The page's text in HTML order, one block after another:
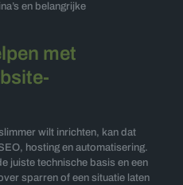
en belangrijke
met
wilt inrichten, kan dat
hosting en automatisering.
juiste technische basis en een
sparren of een situatie laten